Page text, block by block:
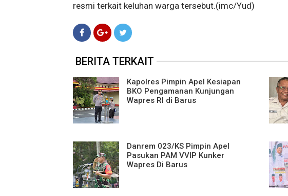
resmi terkait keluhan warga tersebut.(imc/Yud)
BERITA TERKAIT
Kapolres Pimpin Apel Kesiapan
BKO Pengamanan Kunjungan
Wapres RI di Barus
Danrem 023/KS Pimpin Apel
Pasukan PAM VVIP Kunker
Wapres Di Barus